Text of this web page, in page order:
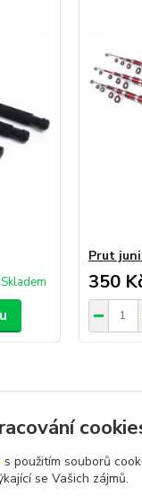
Skladem
Prut
350
teleskopické
s použitím souborů
se Vašich zájmů.